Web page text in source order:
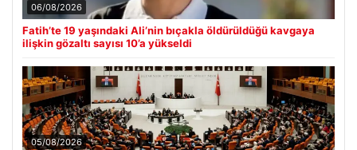
06/08/2026
Fatih’te 19 yaşındaki Ali’nin bıçakla öldürüldüğü kavgaya
ilişkin gözaltı sayısı 10’a yükseldi
05/08/2026